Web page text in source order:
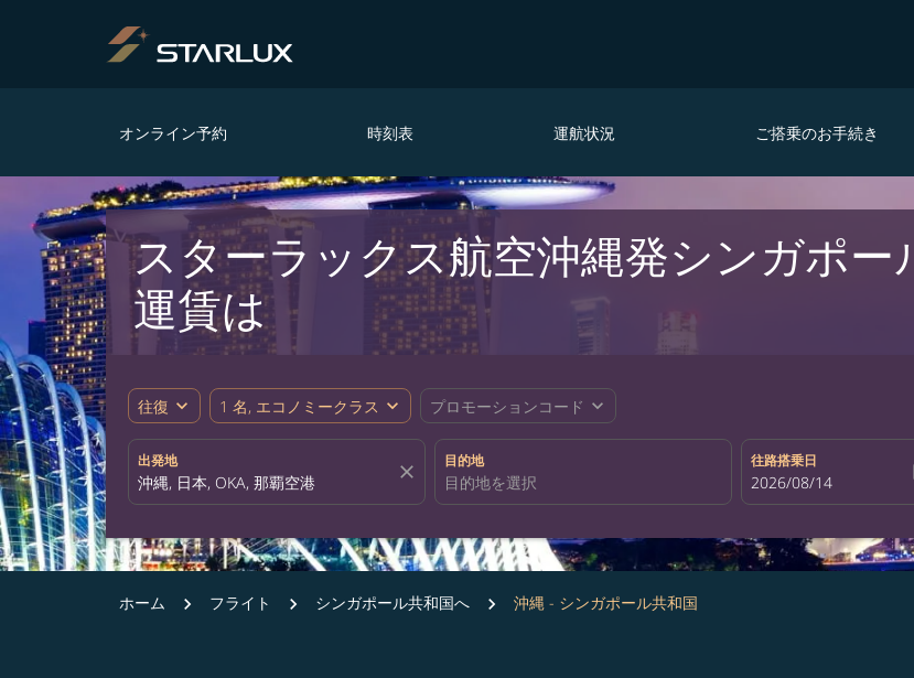
オンライン予約 時刻表 運航状況 ご搭乗のお手続き
スターラックス航空沖縄発シンガポー
運賃は
往復 expand_more 1 名, エコノミークラス expand_more プロモーションコード expand_more
出発地
close
目的地 往路搭乗日
fc-booking-departure-
2026/08/14
ホーム フライト シンガポール共和国へ 沖縄 - シンガポール共和国